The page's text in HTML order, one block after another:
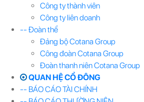
Công ty thành viên
Công ty liên doanh
-- Đoàn thể
Đảng bộ Cotana Group
Công đoàn Cotana Group
Đoàn thanh niên Cotana Group
QUAN HỆ CỔ ĐÔNG
-- BÁO CÁO TÀI CHÍNH